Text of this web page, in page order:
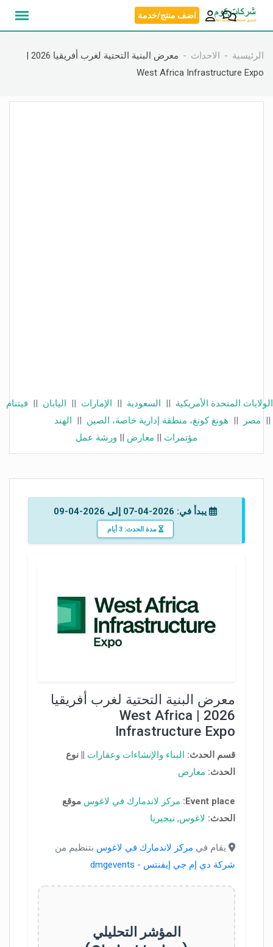
انتقل
اضف منتج/خدمة
الرئيسية الاحداث
معرض البنية التحتية لغرب أفريقيا 2026 |
West Africa Infrastructure Expo
الولايات المتحدة الأمريكية || السعودية || الإمارات || اليابان || فيتنام
|| مصر || هونغ كونغ، منطقة إدارية خاصة، الصين || الهند
مؤتمرات || معارض || ورشة عمل
يبدأ في: 2026-04-07 إلى 2026-04-09
مدة الحدث: 3 أيام
معرض البنية التحتية لغرب أفريقيا
2026 | West Africa
Infrastructure Expo
قسم الحدث: البناء والإنشاءات وعقارات
نوع
الحدث: معارض
Event place: مركز لاندمارك في لاغوس موقع
الحدث: لاغوس, نيجيريا
يقام في مركز لاندمارك في لاغوس بتنظيم من
شركة دي إم جي إيفنتس - dmgevents
المؤشر التحليلي